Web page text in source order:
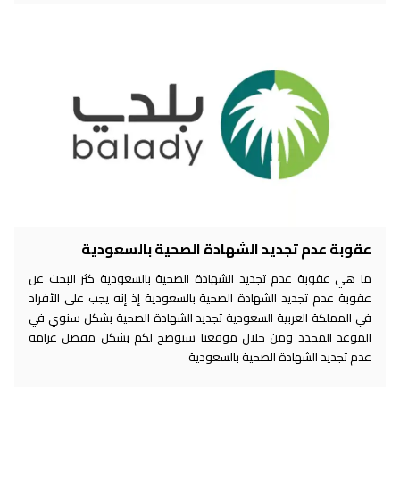
عقوبة عدم تجديد الشهادة الصحية بالسعودية
ما هي عقوبة عدم تجديد الشهادة الصحية بالسعودية كثر البحث عن
عقوبة عدم تجديد الشهادة الصحية بالسعودية إذ إنه يجب على الأفراد
في المملكة العربية السعودية تجديد الشهادة الصحية بشكل سنوي في
الموعد المحدد ومن خلال موقعنا سنوضح لكم بشكل مفصل غرامة
عدم تجديد الشهادة الصحية بالسعودية